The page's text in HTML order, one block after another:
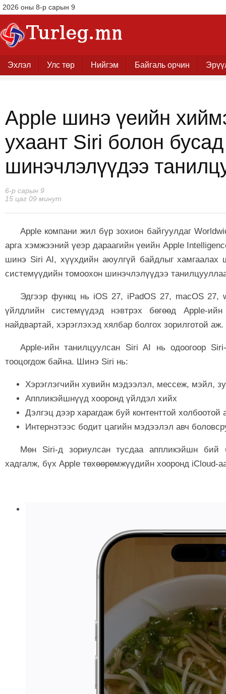
2026 оны 8-р сарын 9
Эхлэл Улс төр Нийгэм Байгаль орчин
Apple шинэ үеийн
ухаант Siri болон бусад
шинэчлэлүүдээ
6-р сарын 9
15 цаг 09 минут
Apple компани жил бүр зохион байгуулдаг
арга хэмжээний үеэр дараагийн үеийн Apple
шинэ Siri AI, хүүхдийн аюулгүй байдлыг хамгаалах
системүүдийн томоохон шинэчлэлүүдээ
Эдгээр функц нь iOS 27, iPadOS 27, macOS 27,
үйлдлийн системүүдэд нэвтрэх бөгөөд Apple-
найдвартай, хэрэглэхэд хялбар болгох зорилготой аж.
Apple-ийн танилцуулсан Siri AI нь одоогоор
тооцогдож байна. Шинэ Siri нь:
Хэрэглэгчийн хувийн мэдээлэл, мессеж, мэйл,
Аппликэйшнүүд хооронд үйлдэл хийх
Дэлгэц дээр харагдаж буй контенттой холбоотой
Интернэтээс бодит цагийн мэдээлэл авч
Мөн Siri-д зориулсан тусдаа аппликэйшн бий
хадгалж, бүх Apple төхөөрөмжүүдийн хооронд iCloud-